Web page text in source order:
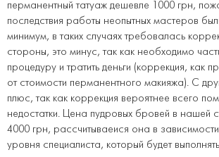
перманентный татуаж дешевле 1000 грн,
последствия работы неопытных мастеров
минимум, в таких случаях требовалась
стороны, это минус, так как необходимо
процедуру и тратить деньги (коррекция, как
от стоимости перманентного макияжа). С
плюс, так как коррекция вероятнее всего
недостатки. Цена пудровых бровей в нашей
4000 грн, рассчитываеися она в
уровня специалиста, который будет